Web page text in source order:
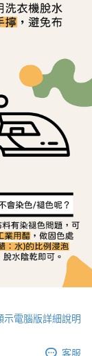
取法律行動。
示電腦版詳細說明
客服